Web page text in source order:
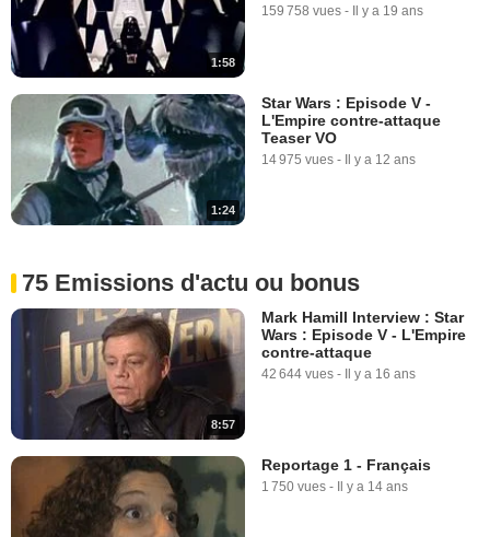
1:58
159 758 vues - Il y a 19 ans
1:24
Star Wars : Episode V -
L'Empire contre-attaque
Teaser VO
14 975 vues - Il y a 12 ans
75 Emissions d'actu ou bonus
8:57
Mark Hamill Interview : Star
Wars : Episode V - L'Empire
contre-attaque
42 644 vues - Il y a 16 ans
Reportage 1 - Français
1 750 vues - Il y a 14 ans